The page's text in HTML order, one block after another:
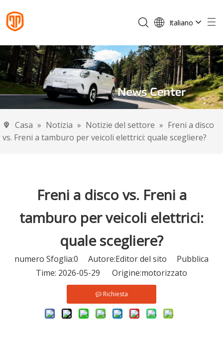
Italiano
Français
Español
Português
Deutsch
Casa » Notizia » Notizie del settore » Freni a disco
vs. Freni a tamburo per veicoli elettrici: quale scegliere?
Freni a disco vs. Freni a
tamburo per veicoli elettrici:
quale scegliere?
numero Sfoglia:0 Autore:Editor del sito Pubblica
Time: 2026-05-29 Origine:motorizzato
Richiesta